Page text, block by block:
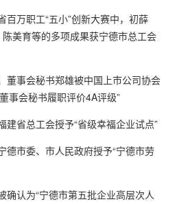
百万职工“五小”创新大赛中，初薛
美育等的多项成果获宁德市总工会
董事会秘书郑雄被中国上市公司协会
事会秘书履职评价4A评级”
建省总工会授予“省级幸福企业试点”
德市委、市人民政府授予“宁德市劳
确认为“宁德市第五批企业高层次人
场部被福建省商务厅授予“福建省外
薛基被宁德市人力资源与社会保障局授
国际市场总监夏瑞祺当选为宁德市第五
张泽程当选为政协第五届宁德市委员会
工会小组被中华全国总工会授予“全国模